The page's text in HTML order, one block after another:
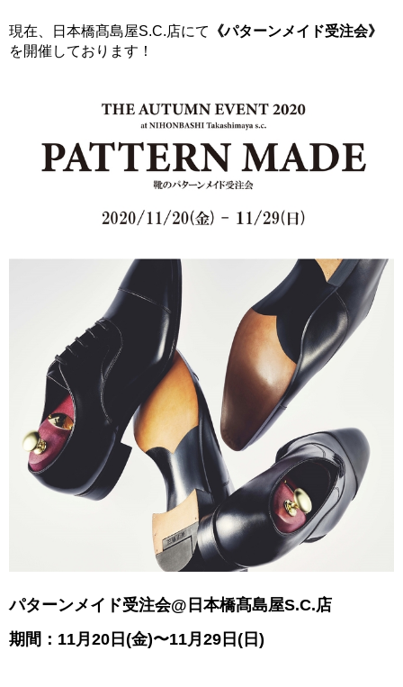
現在、日本橋髙島屋S.C.店にて
《パターンメイド受注会》
を開催しております！
パターンメイド受注会@日本橋髙島屋S.C.店
期間：11月20日(金)〜11月29日(日)